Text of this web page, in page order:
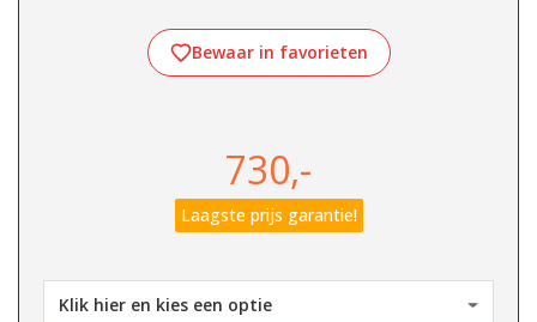
Bewaar in favorieten
730,-
Laagste prijs garantie!